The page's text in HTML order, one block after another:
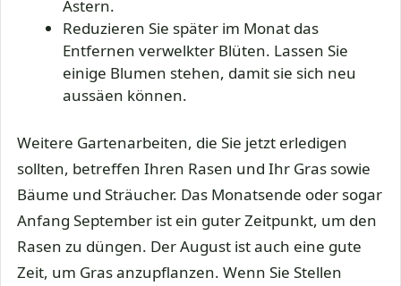
Astern.
Reduzieren Sie später im Monat das
Entfernen verwelkter Blüten. Lassen Sie
einige Blumen stehen, damit sie sich neu
aussäen können.
Weitere Gartenarbeiten, die Sie jetzt erledigen
sollten, betreffen Ihren Rasen und Ihr Gras sowie
Bäume und Sträucher. Das Monatsende oder sogar
Anfang September ist ein guter Zeitpunkt, um den
Rasen zu düngen. Der August ist auch eine gute
Zeit, um Gras anzupflanzen. Wenn Sie Stellen